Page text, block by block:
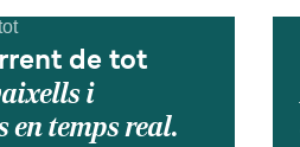
de tot
i
temps real.